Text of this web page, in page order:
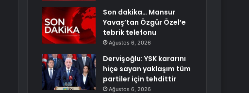
Son dakika… Mansur
Yavaş’tan Özgür Özel’e
tebrik telefonu
Ağustos 6, 2026
Dervişoğlu: YSK kararını
hiçe sayan yaklaşım tüm
partiler için tehdittir
Ağustos 6, 2026